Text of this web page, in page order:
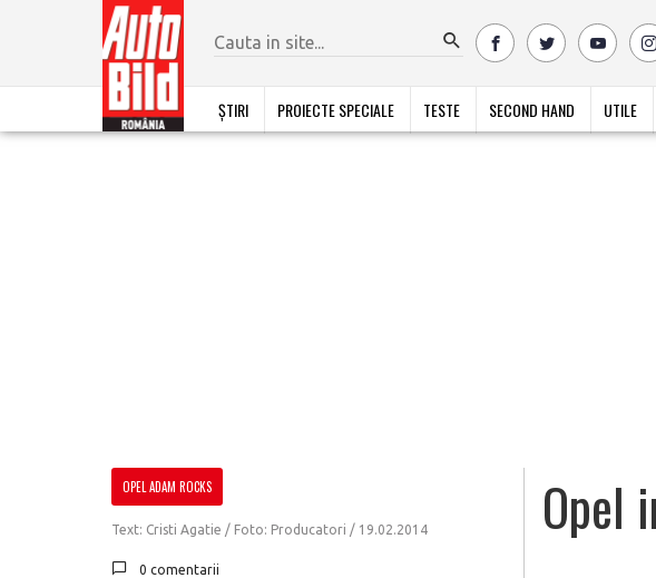
ȘTIRI PROIECTE SPECIALE TESTE SECOND HAND UTILE
OPEL ADAM ROCKS
Text: Cristi Agatie / Foto: Producatori / 19.02.2014
0 comentarii
Opel